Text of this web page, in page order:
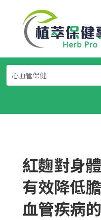
紅麴對身
有效降低
血管疾病